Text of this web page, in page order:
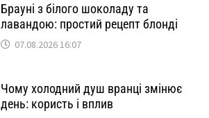
Брауні з білого шоколаду та
лавандою: простий рецепт блонді
07.08.2026 16:07
Чому холодний душ вранці змінює
день: користь і вплив